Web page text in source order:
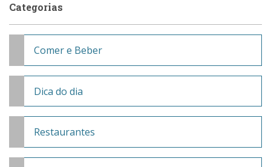
Categorias
Comer e Beber
Dica do dia
Restaurantes